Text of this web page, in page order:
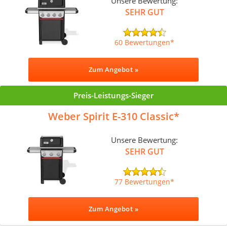
SEHR GUT
60 Bewertungen
Zum Angebot »
Preis-Leistungs-Sieger
Weber Spirit E-310 Classic
Unsere Bewertung:
SEHR GUT
77 Bewertungen
Zum Angebot »